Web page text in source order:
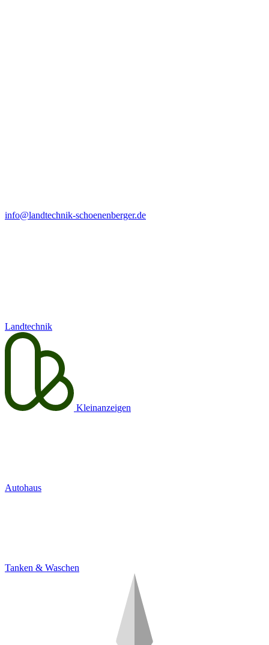
info@landtechnik-schoenenberger.de
Landtechnik
Kleinanzeigen
Autohaus
Tanken & Waschen